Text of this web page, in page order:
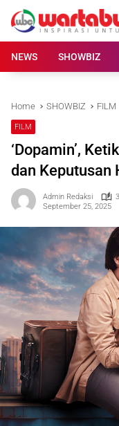
content
NEWS
SHOWBIZ
Home SHOWBIZ FILM
FILM
‘Dopamin’,
dan Keputusan
Admin Redaksi
September 25, 2025